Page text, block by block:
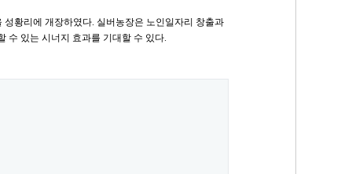
황리에 개장하였다. 실버농장은 노인일자리 창출과
수 있는 시너지 효과를 기대할 수 있다.